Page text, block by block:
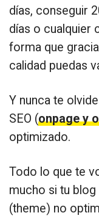
días, conseguir
días o cualquier
forma que
calidad puedas
Y nunca te
SEO (onpage y
optimizado.
Todo lo que te
mucho si tu
(theme) no